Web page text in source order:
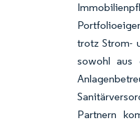
trotz Strom-
sowohl aus
Partnern